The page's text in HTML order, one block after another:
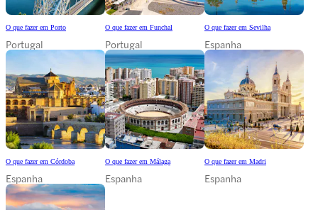
O que fazer em Porto
Portugal
O que fazer em Funchal
Portugal
O que fazer em Sevilha
Espanha
O que fazer em Córdoba
Espanha
O que fazer em Málaga
Espanha
O que fazer em Madri
Espanha